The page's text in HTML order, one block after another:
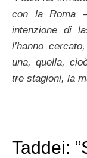
con la Roma
intenzione di
l’hanno
una, quella,
tre stagioni, la
Taddei: